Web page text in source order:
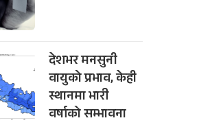
देशभर मनसुनी
वायुको प्रभाव, केही
स्थानमा भारी
वर्षाको सम्भावना